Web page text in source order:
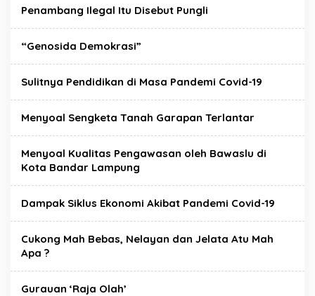
Penambang Ilegal Itu Disebut Pungli
“Genosida Demokrasi”
Sulitnya Pendidikan di Masa Pandemi Covid-19
Menyoal Sengketa Tanah Garapan Terlantar
Menyoal Kualitas Pengawasan oleh Bawaslu di
Kota Bandar Lampung
Dampak Siklus Ekonomi Akibat Pandemi Covid-19
Cukong Mah Bebas, Nelayan dan Jelata Atu Mah
Apa ?
Gurauan ‘Raja Olah’